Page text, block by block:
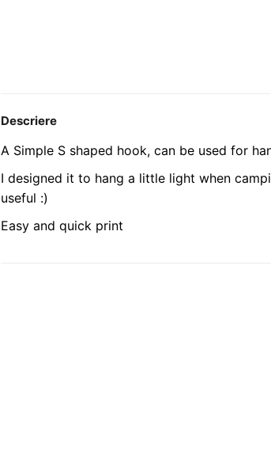
Descriere
A Simple S shaped hook, can be used for
I designed it to hang a little light when
useful :)
Easy and quick print